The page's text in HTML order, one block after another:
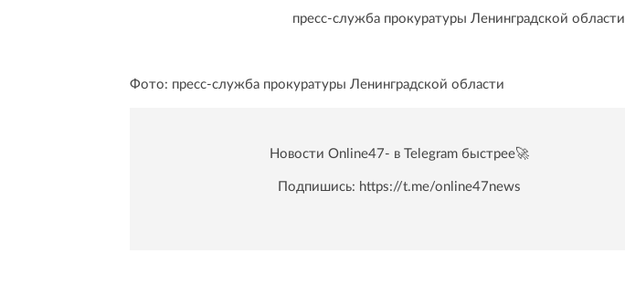
пресс-служба прокуратуры Ленинградской области
Фото: пресс-служба прокуратуры Ленинградской области
Новости Online47- в Telegram быстрее🚀
Подпишись: https://t.me/online47news